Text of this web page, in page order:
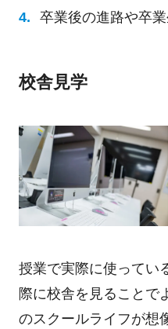
卒業後の進路や卒
校舎見学
授業で実際に使ってい
際に校舎を見ることで
のスクールライフが想